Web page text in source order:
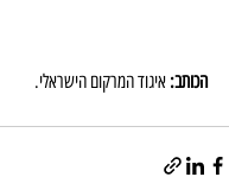
הכותב: איגוד המרקום הישראלי.